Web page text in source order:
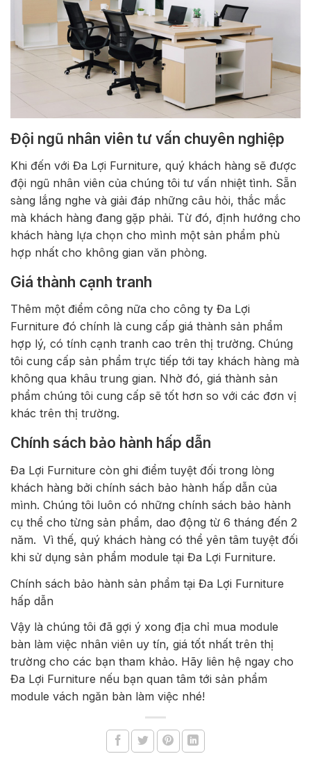
Đội ngũ nhân viên tư vấn chuyên nghiệp
Khi đến với Đa Lợi Furniture, quý khách hàng sẽ được
đội ngũ nhân viên của chúng tôi tư vấn nhiệt tình. Sẵn
sàng lắng nghe và giải đáp những câu hỏi, thắc mắc
mà khách hàng đang gặp phải. Từ đó, định hướng cho
khách hàng lựa chọn cho mình một sản phẩm phù
hợp nhất cho không gian văn phòng.
Giá thành cạnh tranh
Thêm một điểm công nữa cho công ty Đa Lợi
Furniture đó chính là cung cấp giá thành sản phẩm
hợp lý, có tính cạnh tranh cao trên thị trường. Chúng
tôi cung cấp sản phẩm trực tiếp tới tay khách hàng mà
không qua khâu trung gian. Nhờ đó, giá thành sản
phẩm chúng tôi cung cấp sẽ tốt hơn so với các đơn vị
khác trên thị trường.
Chính sách bảo hành hấp dẫn
Đa Lợi Furniture còn ghi điểm tuyệt đối trong lòng
khách hàng bởi chính sách bảo hành hấp dẫn của
mình. Chúng tôi luôn có những chính sách bảo hành
cụ thể cho từng sản phẩm, dao động từ 6 tháng đến 2
năm. Vì thế, quý khách hàng có thể yên tâm tuyệt đối
khi sử dụng sản phẩm module tại Đa Lợi Furniture.
Chính sách bảo hành sản phẩm tại Đa Lợi Furniture
hấp dẫn
Vậy là chúng tôi đã gợi ý xong địa chỉ mua module
bàn làm việc nhân viên uy tín, giá tốt nhất trên thị
trường cho các bạn tham khảo. Hãy liên hệ ngay cho
Đa Lợi Furniture nếu bạn quan tâm tới sản phẩm
module vách ngăn bàn làm việc nhé!